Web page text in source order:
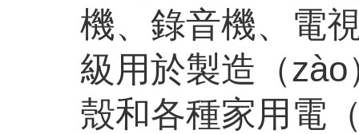
機、錄音機、電
級用於製造（
殼和各種家用電